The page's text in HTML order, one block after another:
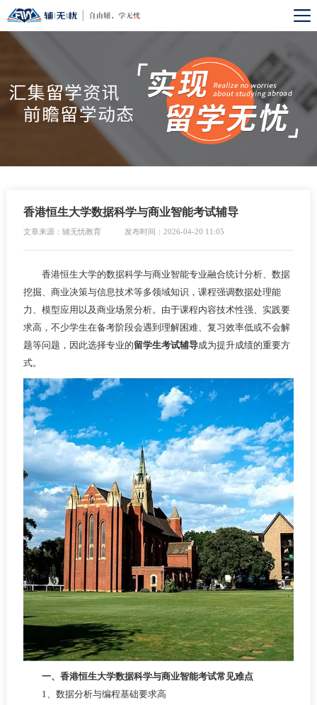
香港恒生大学数据科学与商业智能考试辅导
文章来源：辅无忧教育 发布时间：2026-04-20 11:05
香港恒生大学的数据科学与商业智能专业融合统计分析、数据
挖掘、商业决策与信息技术等多领域知识，课程强调数据处理能
力、模型应用以及商业场景分析。由于课程内容技术性强、实践要
求高，不少学生在备考阶段会遇到理解困难、复习效率低或不会解
题等问题，因此选择专业的留学生考试辅导成为提升成绩的重要方
式。
一、香港恒生大学数据科学与商业智能考试常见难点
1、数据分析与编程基础要求高